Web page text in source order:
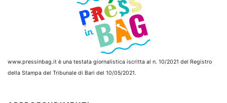
www.pressinbag.it è una testata giornalistica iscritta al n. 10/2021 del Registro
della Stampa del Tribunale di Bari del 10/05/2021.